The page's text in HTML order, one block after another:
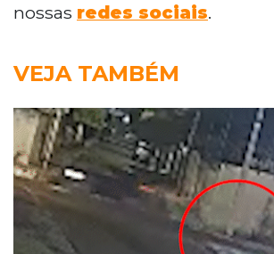
nossas redes sociais.
VEJA TAMBÉM